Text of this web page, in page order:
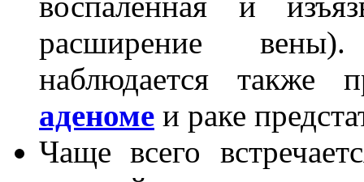
расширение
наблюдается также
аденоме и раке
Чаще всего